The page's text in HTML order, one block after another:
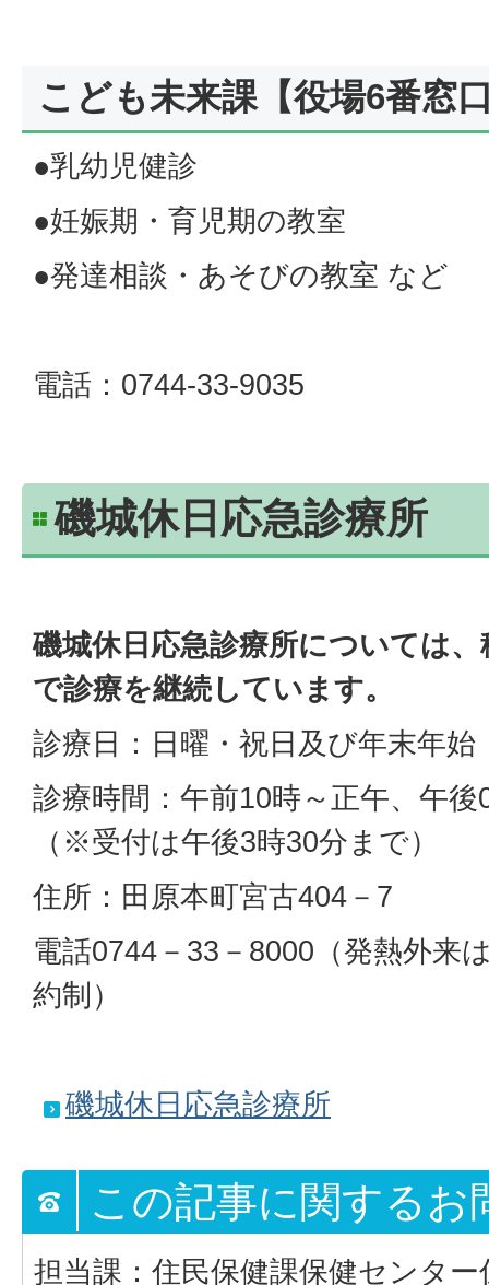
こども未来課【役場6番窓
●乳幼児健診
●妊娠期・育児期の教室
●発達相談・あそびの教室 など
電話：0744-33-9035
磯城休日応急診療所
磯城休日応急診療所については
で診療を継続しています。
診療日：日曜・祝日及び年末年始
診療時間：午前10時～正午、午
（※受付は午後3時30分まで）
住所：田原本町宮古404－7
電話0744－33－8000（発熱外来
約制）
磯城休日応急診療所
この記事に関するお
担当課：住民保健課保健センター